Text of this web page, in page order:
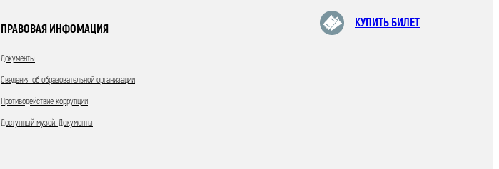
ПРАВОВАЯ ИНФОМАЦИЯ
Документы
Сведения об образовательной организации
Противодействие коррупции
Доступный музей. Документы
КУПИТЬ БИЛЕТ